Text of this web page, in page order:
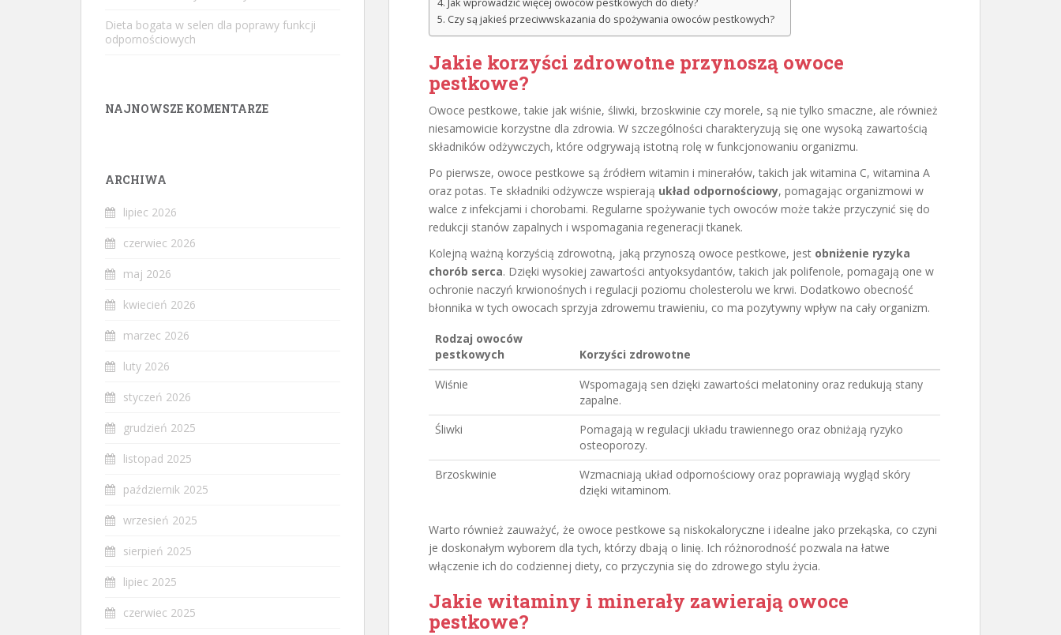
Czy są jakieś przeciwwskazania do spożywania owoców pestkowych?
Jakie korzyści zdrowotne przynoszą owoce
pestkowe?
Owoce pestkowe, takie jak wiśnie, śliwki, brzoskwinie czy morele, są nie tylko smaczne, ale również
niesamowicie korzystne dla zdrowia. W szczególności charakteryzują się one wysoką zawartością
składników odżywczych, które odgrywają istotną rolę w funkcjonowaniu organizmu.
Po pierwsze, owoce pestkowe są źródłem witamin i minerałów, takich jak witamina C, witamina A
oraz potas. Te składniki odżywcze wspierają układ odpornościowy, pomagając organizmowi w
walce z infekcjami i chorobami. Regularne spożywanie tych owoców może także przyczynić się do
redukcji stanów zapalnych i wspomagania regeneracji tkanek.
Kolejną ważną korzyścią zdrowotną, jaką przynoszą owoce pestkowe, jest obniżenie ryzyka
chorób serca. Dzięki wysokiej zawartości antyoksydantów, takich jak polifenole, pomagają one w
ochronie naczyń krwionośnych i regulacji poziomu cholesterolu we krwi. Dodatkowo obecność
błonnika w tych owocach sprzyja zdrowemu trawieniu, co ma pozytywny wpływ na cały organizm.
Rodzaj owoców
pestkowych
Korzyści zdrowotne
Wiśnie
Wspomagają sen dzięki zawartości melatoniny oraz redukują stany
zapalne.
Śliwki
Pomagają w regulacji układu trawiennego oraz obniżają ryzyko
osteoporozy.
Brzoskwinie
Wzmacniają układ odpornościowy oraz poprawiają wygląd skóry
dzięki witaminom.
Warto również zauważyć, że owoce pestkowe są niskokaloryczne i idealne jako przekąska, co czyni
je doskonałym wyborem dla tych, którzy dbają o linię. Ich różnorodność pozwala na łatwe
włączenie ich do codziennej diety, co przyczynia się do zdrowego stylu życia.
Jakie witaminy i minerały zawierają owoce
pestkowe?
Dieta bogata w selen dla poprawy funkcji
odpornościowych
NAJNOWSZE KOMENTARZE
ARCHIWA
lipiec 2026
czerwiec 2026
maj 2026
kwiecień 2026
marzec 2026
luty 2026
styczeń 2026
grudzień 2025
listopad 2025
październik 2025
wrzesień 2025
sierpień 2025
lipiec 2025
czerwiec 2025